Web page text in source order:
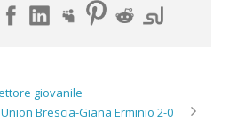
giovanile
Union Brescia-Giana Erminio 2-0